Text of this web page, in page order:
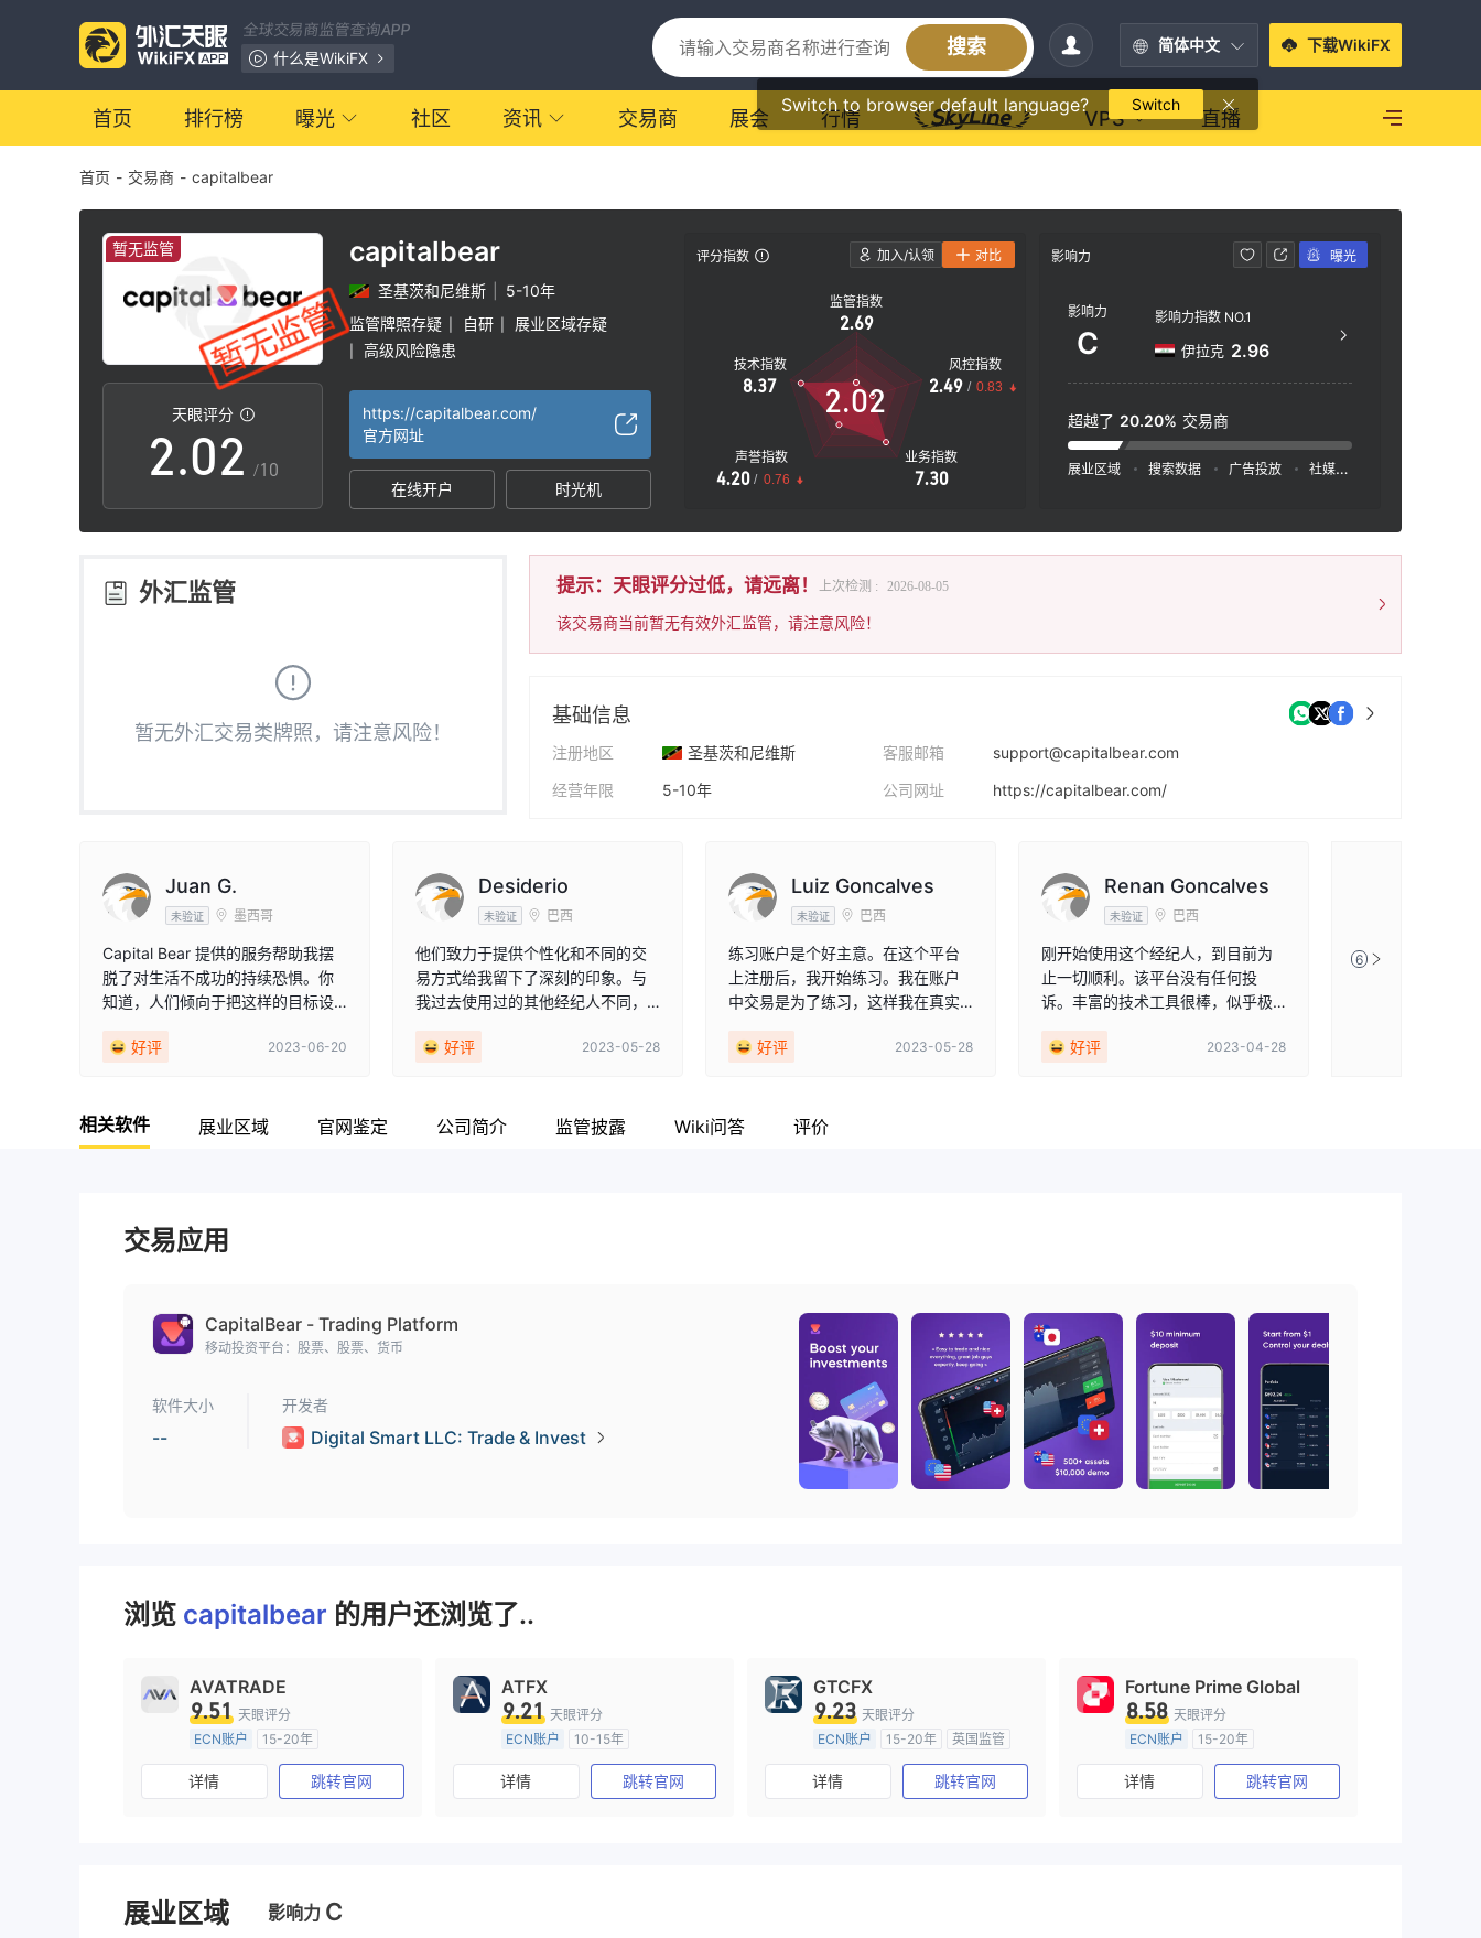
全球交易商监管查询APP
什么是WikiFX
搜索 简体中文
Switch to browser default language? Switch
下载WikiFX
首页 排行榜 曝光 社区 资讯 交易商 展会 行情 VPS 直播
首页 - 交易商 - capitalbear
暂无监管
天眼评分
0
1
2
3
4
6
9
.0
1
2
4
7
8
9
0
1
2
3
4
6
9
/10
capitalbear
圣基茨和尼维斯
5-10年
监管牌照存疑
自研 展业区域存疑
高级风险隐患
https://capitalbear.com/
官方网址
在线开户 时光机
评分指数
监管指数
2.69
技术指数
8.37
声誉指数
4.20 / 0.76
业务指数
7.30
风控指数
2.49 / 0.83
2.02
影响力
影响力
C
影响力指数 NO.1
伊拉克 2.96
超越了 20.20% 交易商
展业区域 搜索数据 广告投放 社媒指数
加入/认领 对比 曝光
外汇监管
暂无外汇交易类牌照，请注意风险！
提示：天眼评分过低，请远离！ 上次检测 : 2026-08-05
该交易商当前暂无有效外汇监管，请注意风险！
基础信息
注册地区
圣基茨和尼维斯
经营年限
5-10年
客服邮箱
support@capitalbear.com
公司网址
https://capitalbear.com/
Juan G.
未验证 墨西哥
Capital Bear 提供的服务帮助我摆
脱了对生活不成功的持续恐惧。你
知道，人们倾向于把这样的目标设
也梦想在金融领域取得成功，并且
好评 2023-06-20
Desiderio
未验证 巴西
他们致力于提供个性化和不同的交
易方式给我留下了深刻的印象。与
我过去使用过的其他经纪人不同，C
的重要性。根据我的具体目标和偏
服这里的客户支持。他们与我密切
好评 2023-05-28
Luiz Goncalves
未验证 巴西
练习账户是个好主意。在这个平台
上注册后，我开始练习。我在账户
中交易是为了练习，这样我在真实
可以通过此功能将损失降到最低。
好评 2023-05-28
Renan Goncalves
未验证 巴西
刚开始使用这个经纪人，到目前为
止一切顺利。该平台没有任何投
诉。丰富的技术工具很棒，似乎极
有索引，但很遗憾。
好评 2023-04-28
6
相关软件 展业区域 官网鉴定 公司简介 监管披露 Wiki问答 评价
交易应用
CapitalBear - Trading Platform
移动投资平台：股票、股票、货币
软件大小
--
开发者
Digital Smart LLC: Trade & Invest
浏览 capitalbear 的用户还浏览了..
AVATRADE
9.51 天眼评分
ECN账户
15-20年
澳大利亚监管
全牌照 (MM)
主标MT4
详情 跳转官网
ATFX
9.21 天眼评分
ECN账户
10-15年
澳大利亚监管
全牌照 (MM)
主标MT4
详情 跳转官网
GTCFX
9.23 天眼评分
ECN账户
15-20年
英国监管
全牌照 (MM)
主标MT4
详情 跳转官网
Fortune Prime Global
8.58 天眼评分
ECN账户
15-20年
澳大利亚监管
全牌照 (MM)
主标MT4
详情 跳转官网
展业区域 影响力 C